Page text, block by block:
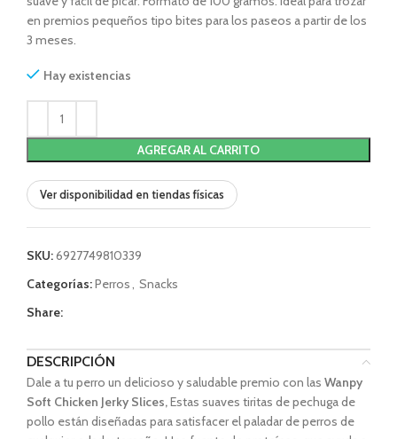
en premios pequeños tipo bites para los paseos a partir de los
3 meses.
Hay existencias
AGREGAR AL CARRITO
Ver disponibilidad en tiendas físicas
SKU:6927749810339
Categorías:Perros, Snacks
Share:
DESCRIPCIÓN
Dale a tu perro un delicioso y saludable premio con las Wanpy
Soft Chicken Jerky Slices,Estas suaves tiritas de pechuga de
pollo están diseñadas para satisfacer el paladar de perros de